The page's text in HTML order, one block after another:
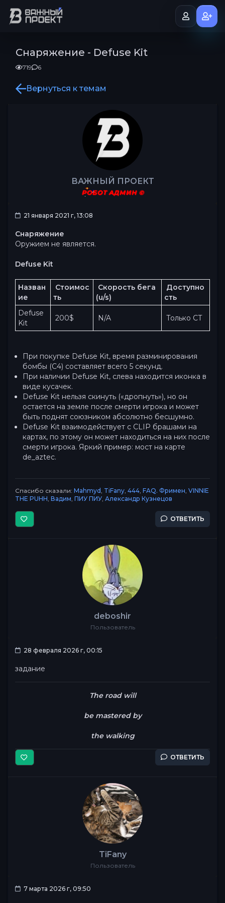
Снаряжение - Defuse Kit
719 6
Вернуться к темам
ВАЖНЫЙ ПРОЕКТ
РОБОТ АДМИН ©
21 января 2021 г, 13:08
Снаряжение
Оружием не является.
Defuse Kit
Назван
ие
Стоимос
ть
Cкорость бега
(u/s)
Доступно
сть
Defuse
Kit
200$ N/A Только CT
При покупке Defuse Kit, время разминирования
бомбы (С4) составляет всего 5 секунд.
При наличии Defuse Kit, слева находится иконка в
виде кусачек.
Defuse Kit нельзя скинуть («дропнуть»), но он
остается на земле после смерти игрока и может
быть поднят союзником абсолютно бесшумно.
Defuse Kit взаимодействует с CLIP брашами на
картах, по этому он может находиться на них после
смерти игрока. Яркий пример: мост на карте
de_aztec.
Спасибо сказали: Mahmyd, TiFany, 444, FAQ. Фримен, VINNIE
THE PUHH, Вадим, ПИУ ПИУ, Александр Кузнецов
ОТВЕТИТЬ
deboshir
Пользователь
28 февраля 2026 г, 00:15
задание
The road will
be mastered by
the walking
ОТВЕТИТЬ
TiFany
Пользователь
7 марта 2026 г, 09:50